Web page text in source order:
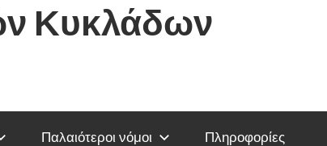
Κυκλάδων
Παλαιότεροι νόμοι Πληροφορίες